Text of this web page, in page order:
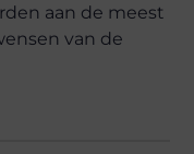
aan de meest
van de